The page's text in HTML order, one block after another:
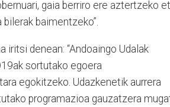
gaia berriro ere aztertzeko
baimentzeko”.
iritsi denean: “Andoaingo Udalak
sortutako egoera
egokitzeko. Udazkenetik aurrera
programazioa gauzatzera